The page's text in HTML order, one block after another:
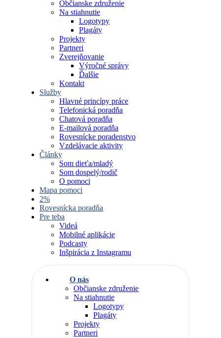
Občianske združenie
Na stiahnutie
Logotypy
Plagáty
Projekty
Partneri
Zverejňovanie
Výročné správy
Ďalšie
Kontakt
Služby
Hlavné princípy práce
Telefonická poradňa
Chatová poradňa
E-mailová poradňa
Rovesnícke poradenstvo
Vzdelávacie aktivity
Články
Som dieťa/mladý
Som dospelý/rodič
O pomoci
Mapa pomoci
2%
Rovesnícka poradňa
Pre teba
Videá
Mobilné aplikácie
Podcasty
Inšpirácia z Instagramu
O nás
Občianske združenie
Na stiahnutie
Logotypy
Plagáty
Projekty
Partneri